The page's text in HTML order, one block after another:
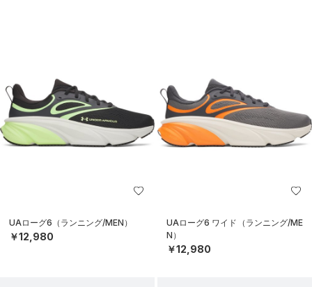
UAローグ6（ランニング/MEN）
￥12,980
UAローグ6 ワイド（ランニング/ME
N）
￥12,980